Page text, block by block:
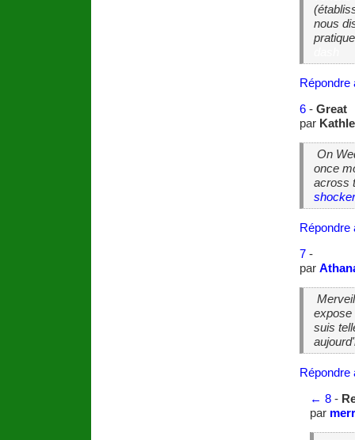
nous
Répondre
6- Great
par
On
once
across
Répondre
7-
par
expose
suis
Répondre
← 8-
par